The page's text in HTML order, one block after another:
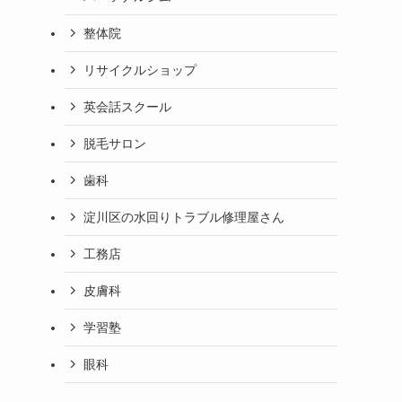
整体院
リサイクルショップ
英会話スクール
脱毛サロン
歯科
淀川区の水回りトラブル修理屋さん
工務店
皮膚科
学習塾
眼科